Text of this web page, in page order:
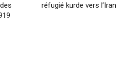
réfugié kurde vers l’Iran